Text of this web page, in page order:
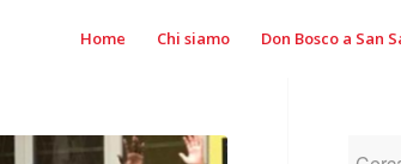
Home Chi siamo Don Bosco a San